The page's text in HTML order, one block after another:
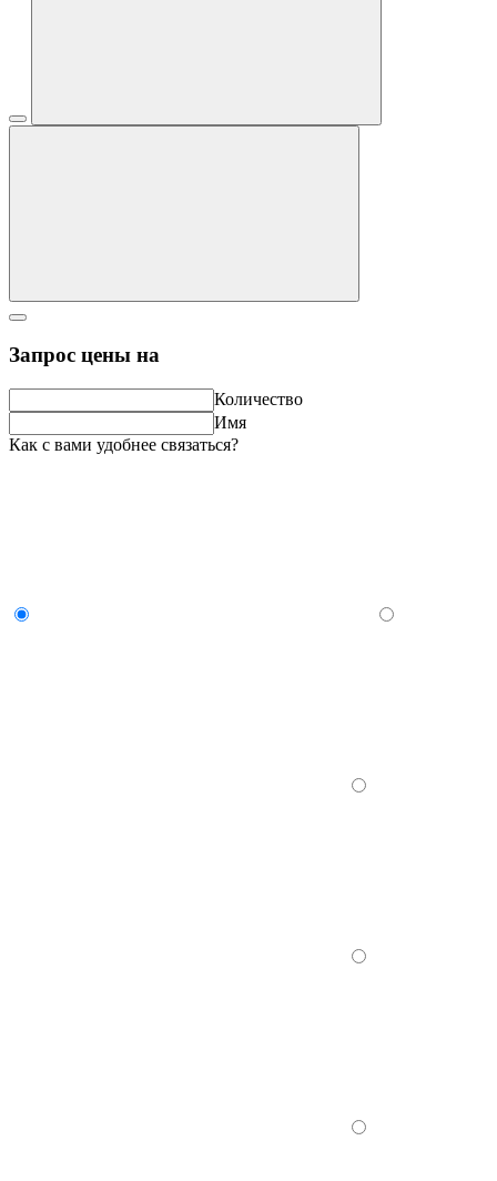
Запрос цены на
Количество
Имя
Как с вами удобнее связаться?